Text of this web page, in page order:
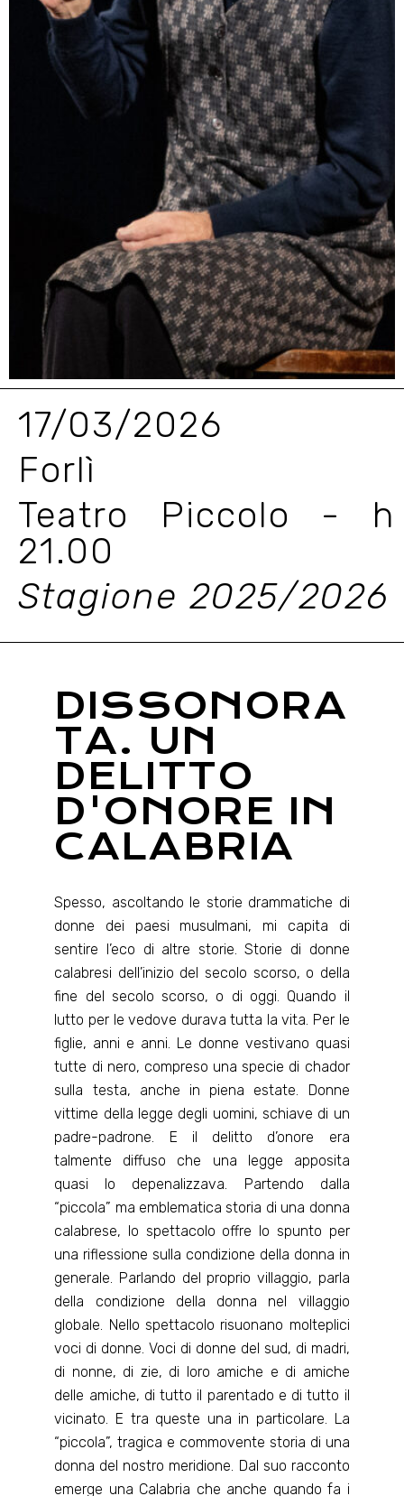
17/03/2026
Forlì
Teatro Piccolo - h
21.00
Stagione 2025/2026
DISSONORA
TA. UN
DELITTO
D'ONORE IN
CALABRIA
Spesso, ascoltando le storie drammatiche di
donne dei paesi musulmani, mi capita di
sentire l’eco di altre storie. Storie di donne
calabresi dell’inizio del secolo scorso, o della
fine del secolo scorso, o di oggi. Quando il
lutto per le vedove durava tutta la vita. Per le
figlie, anni e anni. Le donne vestivano quasi
tutte di nero, compreso una specie di chador
sulla testa, anche in piena estate. Donne
vittime della legge degli uomini, schiave di un
padre-padrone. E il delitto d’onore era
talmente diffuso che una legge apposita
quasi lo depenalizzava. Partendo dalla
“piccola” ma emblematica storia di una donna
calabrese, lo spettacolo offre lo spunto per
una riflessione sulla condizione della donna in
generale. Parlando del proprio villaggio, parla
della condizione della donna nel villaggio
globale. Nello spettacolo risuonano molteplici
voci di donne. Voci di donne del sud, di madri,
di nonne, di zie, di loro amiche e di amiche
delle amiche, di tutto il parentado e di tutto il
vicinato. E tra queste una in particolare. La
“piccola”, tragica e commovente storia di una
donna del nostro meridione. Dal suo racconto
emerge una Calabria che anche quando fa i